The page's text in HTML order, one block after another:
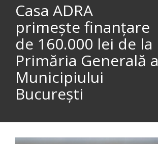
Casa ADRA
primește finanțare
de 160.000 lei de la
Primăria Generală a
Municipiului
București